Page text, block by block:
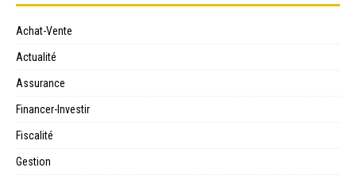
Achat-Vente
Actualité
Assurance
Financer-Investir
Fiscalité
Gestion